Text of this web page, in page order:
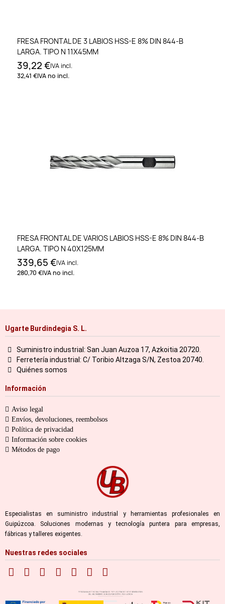
FRESA FRONTAL DE 3 LABIOS HSS-E 8% DIN 844-B
LARGA. TIPO N 11X45MM
39,22 €IVA incl.
32,41 €IVA no incl.
FRESA FRONTAL DE VARIOS LABIOS HSS-E 8% DIN 844-B
LARGA. TIPO N 40X125MM
339,65 €IVA incl.
280,70 €IVA no incl.
Ugarte Burdindegia S. L.
Suministro industrial: San Juan Auzoa 17, Azkoitia 20720.
Ferretería industrial: C/ Toribio Altzaga S/N, Zestoa 20740.
Quiénes somos
Información
Aviso legal
Envíos, devoluciones, reembolsos
Política de privacidad
Información sobre cookies
Métodos de pago
Especialistas en suministro industrial y herramientas profesionales en
Guipúzcoa. Soluciones modernas y tecnología puntera para empresas,
fábricas y talleres exigentes.
Nuestras redes sociales